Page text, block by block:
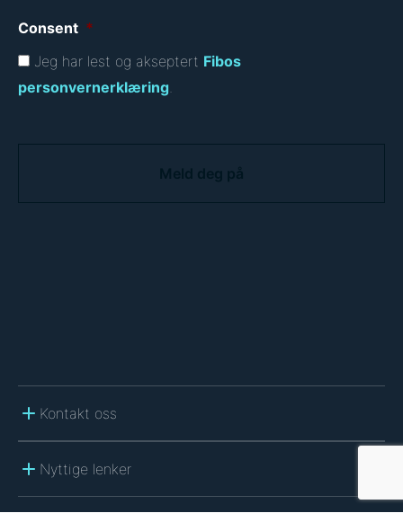
Consent *
Jeg har lest og akseptert Fibos
personvernerklæring
Kontakt oss
Nyttige lenker